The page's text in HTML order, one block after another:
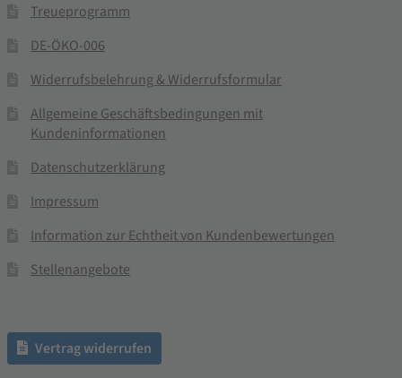
Treueprogramm
DE-ÖKO-006
Widerrufsbelehrung & Widerrufsformular
Allgemeine Geschäftsbedingungen mit
Kundeninformationen
Datenschutzerklärung
Impressum
Information zur Echtheit von Kundenbewertungen
Stellenangebote
Vertrag widerrufen